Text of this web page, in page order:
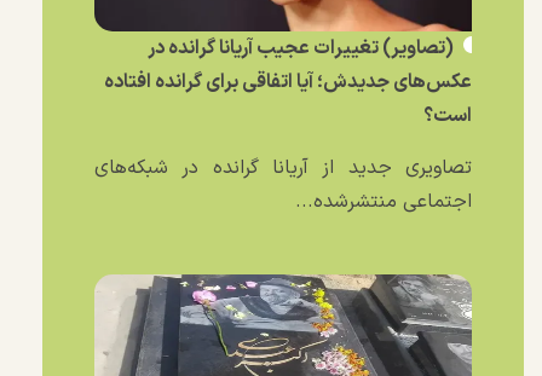
(تصاویر) تغییرات عجیب آریانا گرانده در
عکس‌های جدیدش؛ آیا اتفاقی برای گرانده افتاده
است؟
تصاویری جدید از آریانا گرانده در شبکه‌های
اجتماعی منتشرشده...